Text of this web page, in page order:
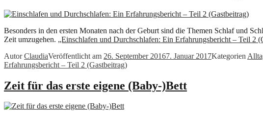
Besonders in den ersten Monaten nach der Geburt sind die Themen Schlaf und
Zeit umzugehen. „Einschlafen und Durchschlafen: Ein Erfahrungsbericht – Teil 2
AutorClaudiaVeröffentlicht am 26. September 20167. Januar 2017Kategorien
Erfahrungsbericht – Teil 2 (Gastbeitrag)
Zeit für das erste eigene (Baby-)Bett